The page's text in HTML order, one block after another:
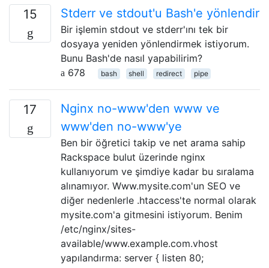
15 Stderr ve stdout'u Bash'e yönlendir
Bir işlemin stdout ve stderr'ını tek bir
dosyaya yeniden yönlendirmek istiyorum.
Bunu Bash'de nasıl yapabilirim?
678
bash shell redirect pipe
17
Nginx no-www'den www ve
www'den no-www'ye
Ben bir öğretici takip ve net arama sahip
Rackspace bulut üzerinde nginx
kullanıyorum ve şimdiye kadar bu sıralama
alınamıyor. Www.mysite.com'un SEO ve
diğer nedenlerle .htaccess'te normal olarak
mysite.com'a gitmesini istiyorum. Benim
/etc/nginx/sites-
available/www.example.com.vhost
yapılandırma: server { listen 80;